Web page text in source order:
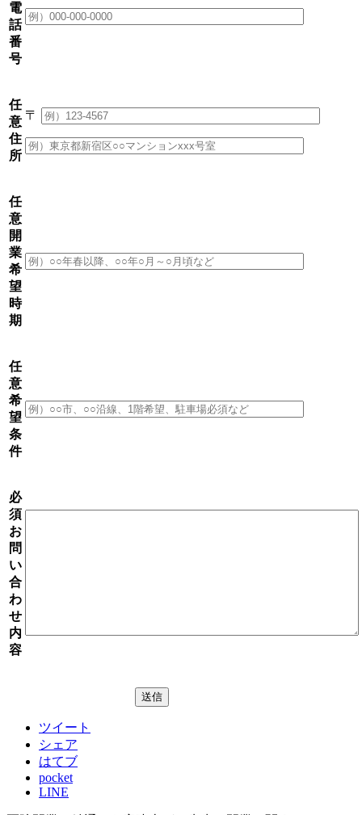
電
話
番
号
任
意
住
所
〒
任
意
開
業
希
望
時
期
任
意
希
望
条
件
必
須
お
問
い
合
わ
せ
内
容
ツイート
シェア
はてブ
pocket
LINE